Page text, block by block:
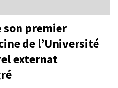
son premier
de l’Université
externat